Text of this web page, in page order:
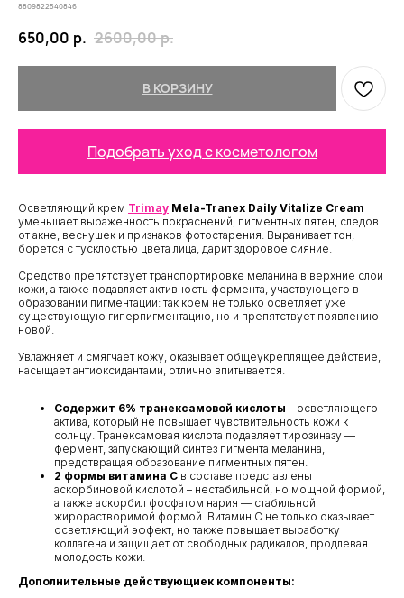
8809822540846
650,00 р. 2600,00р.
В КОРЗИНУ
Подобрать уход с косметологом
Осветляющий крем Trimay Mela-Tranex Daily Vitalize Cream
уменьшает выраженность покраснений, пигментных пятен, следов
от акне, веснушек и признаков фотостарения. Выранивает тон,
борется с тусклостью цвета лица, дарит здоровое сияние.
Средство препятствует транспортировке меланина в верхние слои
кожи, а также подавляет активность фермента, участвующего в
образовании пигментации: так крем не только осветляет уже
существующую гиперпигментацию, но и препятствует появлению
новой.
Увлажняет и смягчает кожу, оказывает общеукреплящее действие,
насыщает антиоксидантами, отлично впитывается.
Содержит 6% транексамовой кислоты – осветляющего
актива, который не повышает чувствительность кожи к
солнцу. Транексамовая кислота подавляет тирозиназу —
фермент, запускающий синтез пигмента меланина,
предотвращая образование пигментных пятен.
2 формы витамина C в составе представлены
аскорбиновой кислотой – нестабильной, но мощной формой,
а также аскорбил фосфатом нария — стабильной
жирорастворимой формой. Витамин C не только оказывает
осветляющий эффект, но также повышает выработку
коллагена и защищает от свободных радикалов, продлевая
молодость кожи.
Дополнительные действующиек компоненты: